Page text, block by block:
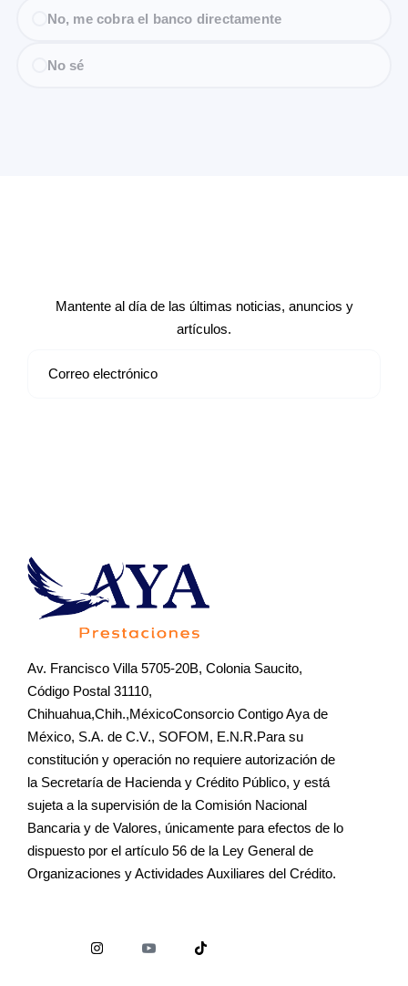
No, me cobra el banco directamente
No sé
Mantente al día de las últimas noticias, anuncios y
artículos.
Av. Francisco Villa 5705-20B, Colonia Saucito,
Código Postal 31110,
Chihuahua,Chih.,MéxicoConsorcio Contigo Aya de
México, S.A. de C.V., SOFOM, E.N.R.Para su
constitución y operación no requiere autorización de
la Secretaría de Hacienda y Crédito Público, y está
sujeta a la supervisión de la Comisión Nacional
Bancaria y de Valores, únicamente para efectos de lo
dispuesto por el artículo 56 de la Ley General de
Organizaciones y Actividades Auxiliares del Crédito.